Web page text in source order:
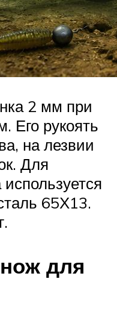
2 мм при
Его рукоять
на лезвии
Для
65Х13.
для